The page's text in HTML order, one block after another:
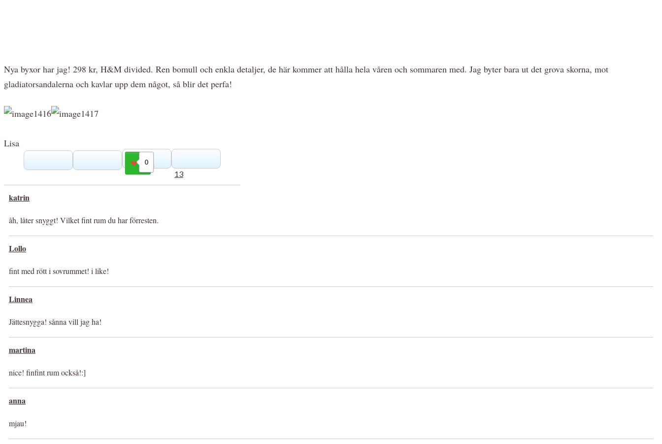
Nya byxor har jag! 298 kr, H&M divided. Ren bomull och enkla detaljer, de här kommer att hålla hela våren och sommaren med. Jag byter bara ut det grova skorna, mot
gladiatorsandalerna och kavlar upp dem något, så blir det perfa!
Lisa
0
Gilla
13
katrin
åh, låter snyggt! Vilket fint rum du har förresten.
Lollo
fint med rött i sovrummet! i like!
Linnea
Jättesnygga! sånna vill jag ha!
martina
nice! finfint rum också!:]
anna
mjau!